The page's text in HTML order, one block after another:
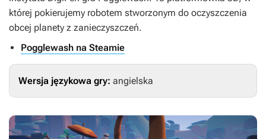
której pokierujemy robotem stworzonym do oczyszczenia
obcej planety z zanieczyszczeń.
Pogglewash na Steamie
Wersja językowa gry: angielska